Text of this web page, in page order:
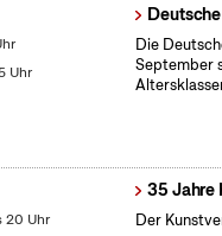
Uhr
Die
September
20 Uhr
35 Jahre
Der